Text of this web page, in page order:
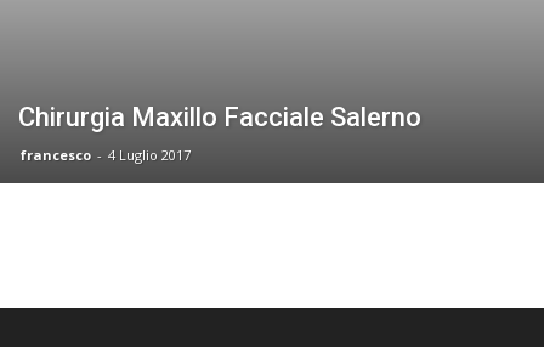
Chirurgia Maxillo Facciale Salerno
francesco - 4 Luglio 2017